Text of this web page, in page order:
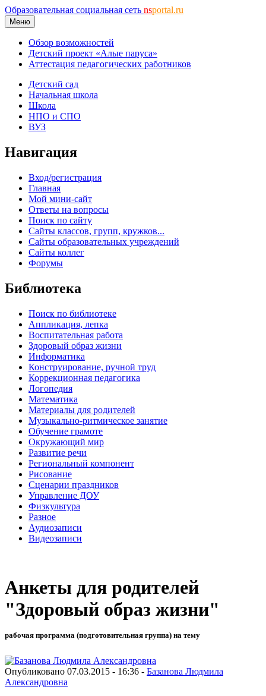
Образовательная социальная сеть nsportal.ru
Меню
Обзор возможностей
Детский проект «Алые паруса»
Аттестация педагогических работников
Детский сад
Начальная школа
Школа
НПО и СПО
ВУЗ
Навигация
Вход/регистрация
Главная
Мой мини-сайт
Ответы на вопросы
Поиск по сайту
Сайты классов, групп, кружков...
Сайты образовательных учреждений
Сайты коллег
Форумы
Библиотека
Поиск по библиотеке
Аппликация, лепка
Воспитательная работа
Здоровый образ жизни
Информатика
Конструирование, ручной труд
Коррекционная педагогика
Логопедия
Математика
Материалы для родителей
Музыкально-ритмическое занятие
Обучение грамоте
Окружающий мир
Развитие речи
Региональный компонент
Рисование
Сценарии праздников
Управление ДОУ
Физкультура
Разное
Аудиозаписи
Видеозаписи
Анкеты для родителей
"Здоровый образ жизни"
рабочая программа (подготовительная группа) на тему
Опубликовано 07.03.2015 - 16:36 - Базанова Людмила
Александровна